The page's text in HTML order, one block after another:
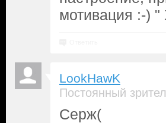
мотивация :-)
LookHawK
Постоянный
Серж(